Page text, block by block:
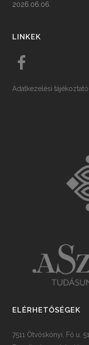
2026.06.06.
LINKEK
Adatkezelési tájékoztató
ELÉRHETŐSÉGEK
7511 Ötvöskónyi, Fő u. 51.